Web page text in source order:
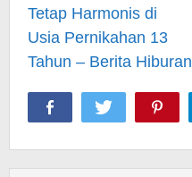
Tetap Harmonis di
Usia Pernikahan 13
Tahun – Berita Hiburan